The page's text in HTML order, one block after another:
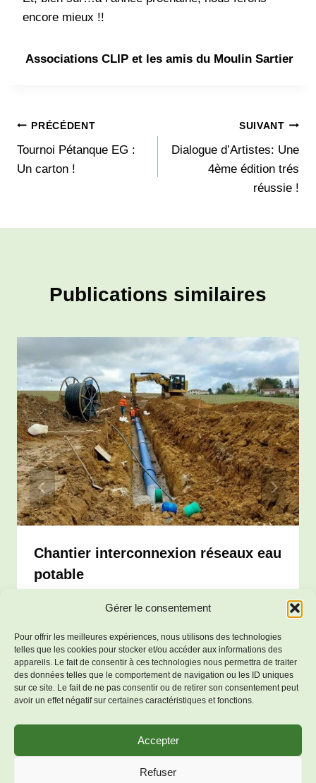
Gérer le consentement
Pour offrir les meilleures expériences, nous utilisons des technologies
telles que les cookies pour stocker et/ou accéder aux informations des
appareils. Le fait de consentir à ces technologies nous permettra de traiter
des données telles que le comportement de navigation ou les ID uniques
sur ce site. Le fait de ne pas consentir ou de retirer son consentement peut
avoir un effet négatif sur certaines caractéristiques et fonctions.
Accepter
Refuser
encore mieux !!
Associations CLIP et les amis du Moulin Sartier
Navigation
de
PRÉCÉDENT
Tournoi Pétanque EG :
Un carton !
SUIVANT
Dialogue d’Artistes: Une
4ème édition trés
réussie !
Publications similaires
Chantier interconnexion réseaux eau
potable
Salles-Lavalette
© 2026 Bienvenue à Salles-
Mentions